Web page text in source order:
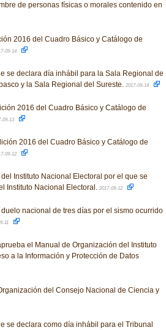
de personas físicas o morales contenido en
2016 del Cuadro Básico y Catálogo de
09-14
se declara día inhábil para la Sala Regional de
y la Sala Regional del Sureste. 2017-09-14
2016 del Cuadro Básico y Catálogo de
09-13
2016 del Cuadro Básico y Catálogo de
09-12
Instituto Nacional Electoral por el que se
Instituto Nacional Electoral. 2017-09-12
nacional de tres días por el sismo ocurrido
11
el Manual de Organización del Instituto
a la Información y Protección de Datos
del Consejo Nacional de Ciencia y
se declara como día inhábil para el Tribunal